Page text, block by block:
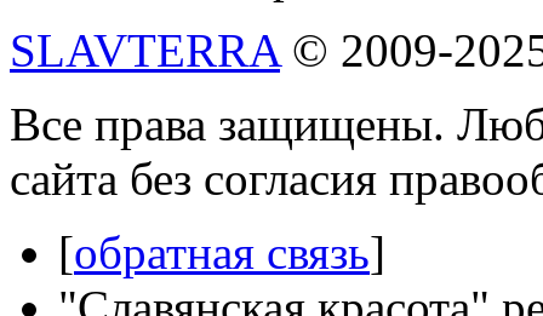
SLAVTERRA© 2009-
Все права защищены.
сайта без согласия
[обратная связь]